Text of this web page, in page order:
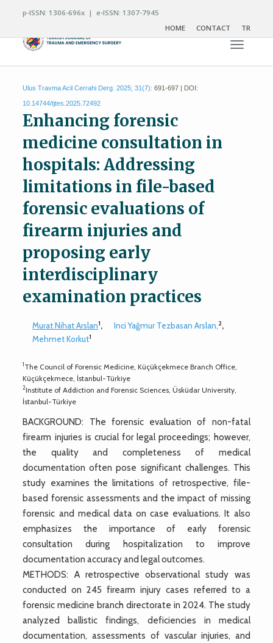
p-ISSN: 1306-696x | e-ISSN: 1307-7945
HOME
CONTACT TR
Toggle
Ulus Travma Acil Cerrahi Derg. 2025; 31(7): 691-697 | DOI:
10.14744/tjtes.2025.72492
Enhancing forensic
medicine consultation in
hospitals: Addressing
limitations in file-based
forensic evaluations of
firearm injuries and
proposing early
interdisciplinary
examination practices
Murat Nihat Arslan1, Inci Yağmur Tezbasan Arslan,2,
Mehmet Korkut1
1The Council of Forensic Medicine, Küçükçekmece Branch Office,
Küçükçekmece, İstanbul-Türkiye
2Institute of Addiction and Forensic Sciences, Üsküdar University,
İstanbul-Türkiye
BACKGROUND: The forensic evaluation of non-fatal
firearm injuries is crucial for legal proceedings; however,
the quality and completeness of medical
documentation often pose significant challenges. This
study examines the limitations of retrospective, file-
based forensic assessments and the impact of missing
forensic and medical data on case evaluations. It also
emphasizes the importance of early forensic
consultation during hospitalization to improve
documentation accuracy and legal outcomes.
METHODS: A retrospective observational study was
conducted on 245 firearm injury cases referred to a
forensic medicine branch directorate in 2024. The study
analyzed ballistic findings, deficiencies in medical
documentation, assessments of vascular injuries, and